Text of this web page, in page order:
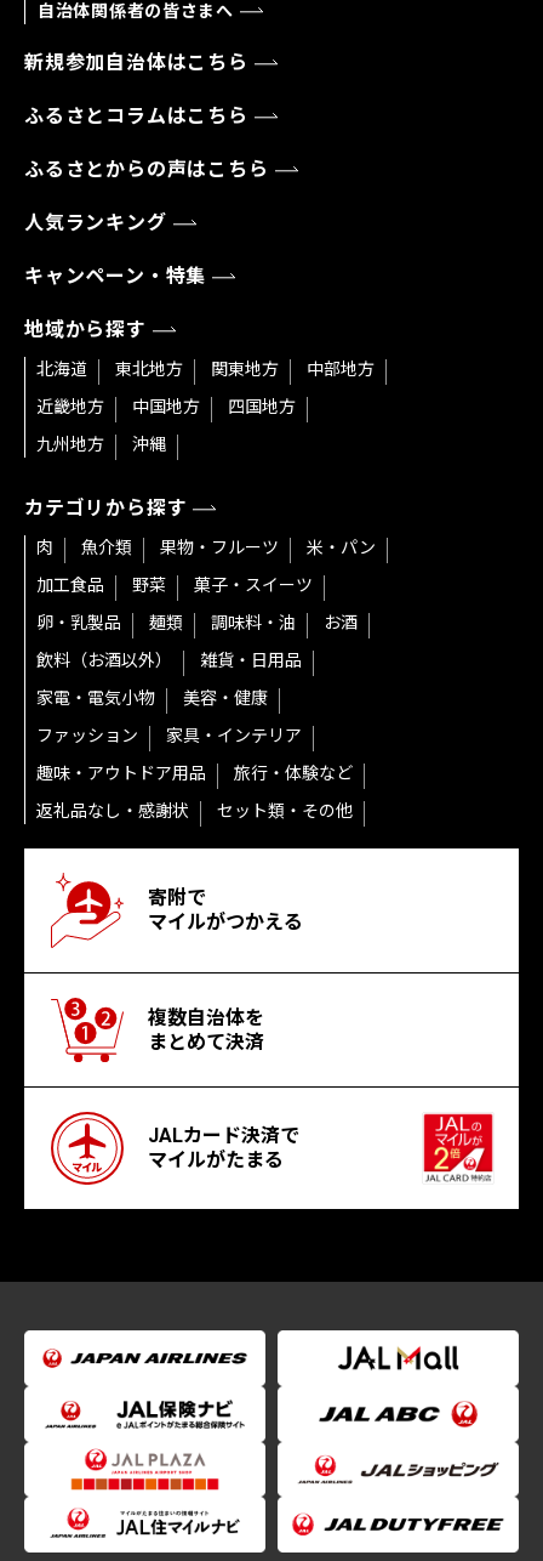
自治体関係者の皆さまへ
新規参加自治体はこちら
ふるさとコラムはこちら
ふるさとからの声はこちら
人気ランキング
キャンペーン・特集
地域から探す
北海道 東北地方 関東地方
中部地方
近畿地方
中国地方
四国地方
九州地方
沖縄
カテゴリから探す
肉 魚介類 果物・フルーツ
米・パン
加工食品
野菜
菓子・スイーツ
卵・乳製品
麺類 調味料・油
お酒
飲料（お酒以外）
雑貨・日用品
家電・電気小物
美容・健康
ファッション
家具・インテリア
趣味・アウトドア用品
旅行・体験など
返礼品なし・感謝状
セット類・その他
寄附で
マイルがつかえる
複数自治体を
まとめて決済
JALカード決済で
マイルがたまる